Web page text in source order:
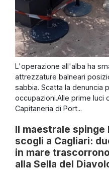
L'operazione all'alba ha
attrezzature balneari
sabbia. Scatta la denuncia
occupazioni.Alle prime luci
Capitaneria di Port...
Il maestrale
scogli a Cagliari:
in mare
alla Sella del